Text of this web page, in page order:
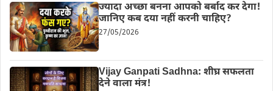
ज्यादा अच्छा बनना आपको बर्बाद कर देगा!
जानिए कब दया नहीं करनी चाहिए?
27/05/2026
Vijay Ganpati Sadhna: शीघ्र सफलता
देने वाला मंत्र!